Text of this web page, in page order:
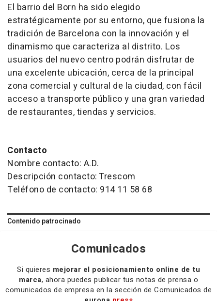
El barrio del Born ha sido elegido
estratégicamente por su entorno, que fusiona la
tradición de Barcelona con la innovación y el
dinamismo que caracteriza al distrito. Los
usuarios del nuevo centro podrán disfrutar de
una excelente ubicación, cerca de la principal
zona comercial y cultural de la ciudad, con fácil
acceso a transporte público y una gran variedad
de restaurantes, tiendas y servicios.
Contacto
Nombre contacto: A.D.
Descripción contacto: Trescom
Teléfono de contacto: 914 11 58 68
Contenido patrocinado
Comunicados
Si quieres mejorar el posicionamiento online de tu
marca, ahora puedes publicar tus notas de prensa o
comunicados de empresa en la sección de Comunicados de